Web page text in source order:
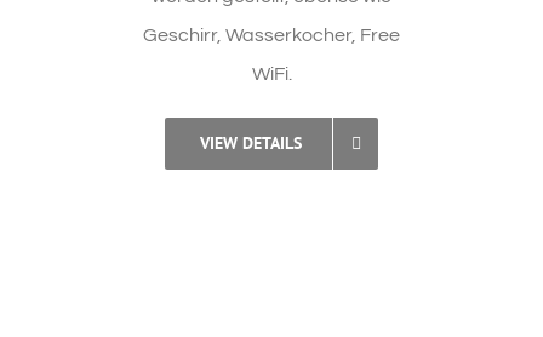
Geschirr, Wasserkocher, Free
WiFi.
VIEW DETAILS